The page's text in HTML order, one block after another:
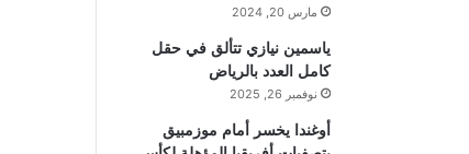
مارس 20, 2024
ياسمين نيازي تتألق في حقل
كامل العدد بالرياض
نوفمبر 26, 2025
أوغندا يخسر أمام موزمبيق